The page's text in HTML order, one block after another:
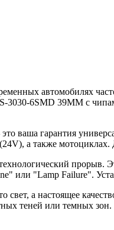
автомобилях
6SMD 39MM с
ваша гарантия
а также
прорыв.
или "Lamp Failure".
свет, а настоящее
теней или темных